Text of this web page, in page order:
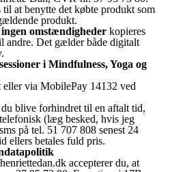
til at benytte det købte produkt som
produkt.
omstændigheder kopieres
andre. Det gælder både digitalt
i Mindfulness, Yoga og
via MobilePay 14132 ved
blive forhindret til en aftalt tid,
(læg besked, hvis jeg
på tel. 51 707 808 senest 24
ellers betales fuld pris.
accepterer du, at